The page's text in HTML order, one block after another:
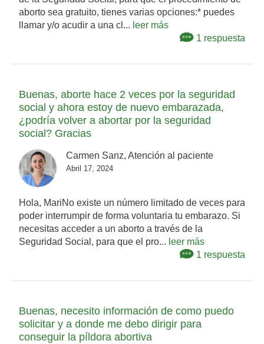
aborto sea gratuito, tienes varias opciones:* puedes
llamar y/o acudir a una cl... leer más
1 respuesta
Buenas, aborte hace 2 veces por la seguridad
social y ahora estoy de nuevo embarazada,
¿podría volver a abortar por la seguridad
social? Gracias
Carmen Sanz, Atención al paciente
Abril 17, 2024
Hola, MariNo existe un número limitado de veces para
poder interrumpir de forma voluntaria tu embarazo. Si
necesitas acceder a un aborto a través de la
Seguridad Social, para que el pro... leer más
1 respuesta
Buenas, necesito información de como puedo
solicitar y a donde me debo dirigir para
conseguir la píldora abortiva